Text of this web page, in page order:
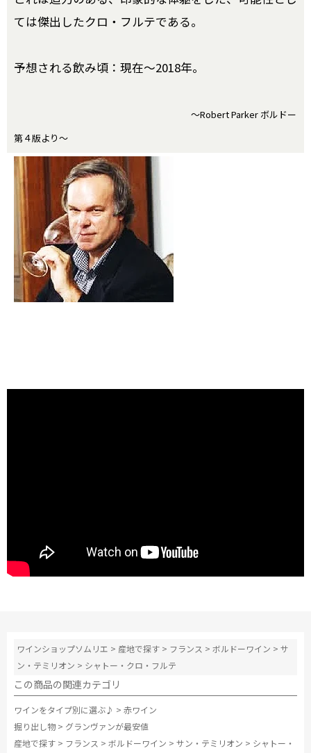
ては傑出したクロ・フルテである。
予想される飲み頃：現在～2018年。
～Robert Parker ボルドー
第４版より～
ワインショップソムリエ > 産地で探す > フランス >ボルドーワイン >サ
ン・テミリオン > シャトー・クロ・フルテ
この商品の関連カテゴリ
ワインをタイプ別に選ぶ♪ > 赤ワイン
掘り出し物 > グランヴァンが最安値
産地で探す > フランス > ボルドーワイン > サン・テミリオン > シャトー・